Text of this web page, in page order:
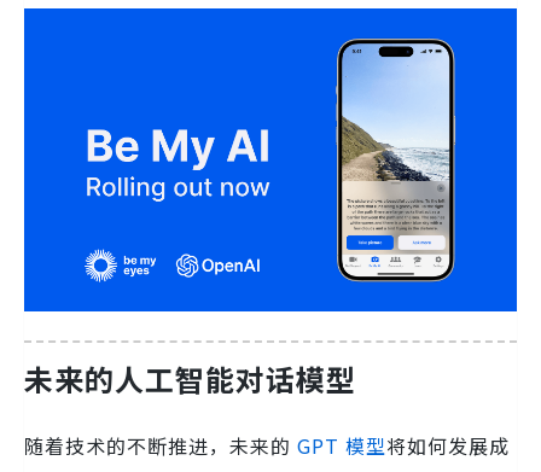
未来的人工智能对话模型
随着技术的不断推进，未来的 GPT 模型将如何发展成